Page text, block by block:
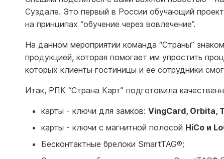
Суздале. Это первый в России обучающий
на принципах “обучение через вовлечение”.
На данном мероприятии команда “Страны”
продукцией, которая помогает им упростить
которых клиенты гостиницы и ее сотрудники
Итак, РПК “Страна Карт” подготовила
карты - ключи для замков: VingCard, Orbita,
карты - ключи с магнитной полосой HiCo и
Бесконтактные брелоки SmartTAG®;